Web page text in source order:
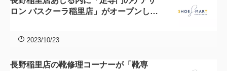
ロン パスクーラ稲里店」がオープンしま
2023/10/23
長野稲里店の靴修理コーナーが「靴専